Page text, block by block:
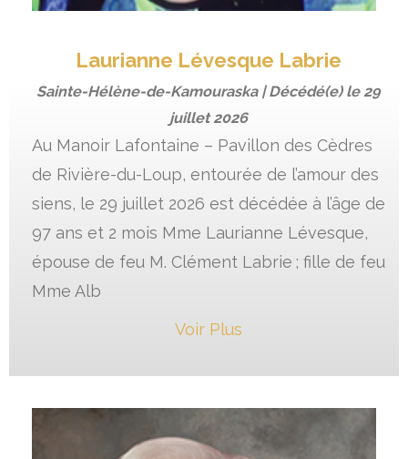
Laurianne Lévesque Labrie
Sainte-Hélène-de-Kamouraska | Décédé(e) le 29
juillet 2026
Au Manoir Lafontaine – Pavillon des Cèdres
de Rivière-du-Loup, entourée de l’amour des
siens, le 29 juillet 2026 est décédée à l’âge de
97 ans et 2 mois Mme Laurianne Lévesque,
épouse de feu M. Clément Labrie ; fille de feu
Mme Alb
Voir Plus